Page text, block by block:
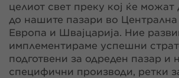
целиот свет преку кој ќе можат
до нашите пазари во
Европа и Швајцарија. Ние
имплементираме успешни
подготвени за одреден пазар и
специфични производи, ретки